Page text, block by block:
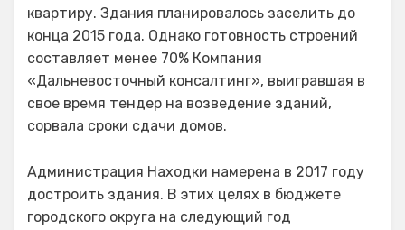
квартиру. Здания планировалось заселить до
конца 2015 года. Однако готовность строений
составляет менее 70% Компания
«Дальневосточный консалтинг», выигравшая в
свое время тендер на возведение зданий,
сорвала сроки сдачи домов.
Администрация Находки намерена в 2017 году
достроить здания. В этих целях в бюджете
городского округа на следующий год